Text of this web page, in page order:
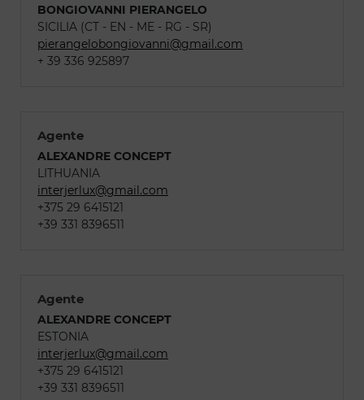
BONGIOVANNI PIERANGELO
SICILIA (CT - EN - ME - RG - SR)
pierangelobongiovanni@gmail.com
+ 39 336 925897
Agente
ALEXANDRE CONCEPT
LITHUANIA
interjerlux@gmail.com
+375 29 6415121
+39 331 8396511
Agente
ALEXANDRE CONCEPT
ESTONIA
interjerlux@gmail.com
+375 29 6415121
+39 331 8396511